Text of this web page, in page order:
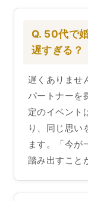
Q. 50代で
遅すぎる？
遅くありませ
パートナーを
定のイベント
り、同じ思い
ます。「今が
踏み出すこと